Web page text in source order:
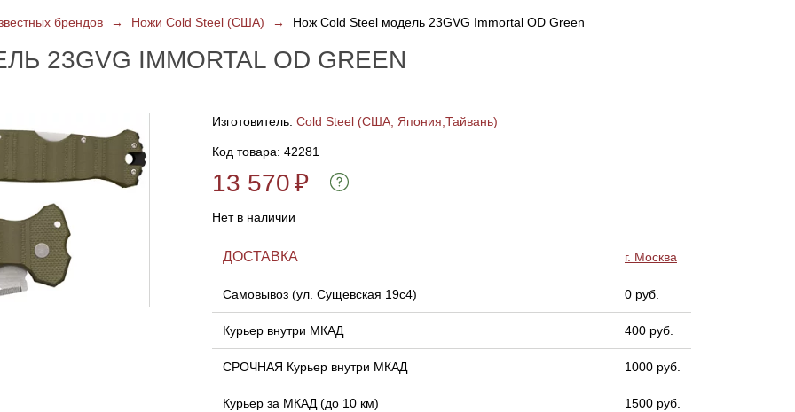
брендов → Ножи Cold Steel (США) → Нож Cold Steel модель 23GVG Immortal OD Green
23GVG IMMORTAL OD GREEN
Изготовитель: Cold Steel (США, Япония,Тайвань)
Код товара: 42281
13 570₽
Нет в наличии
ДОСТАВКА г. Москва
Самовывоз (ул. Сущевская 19с4) 0 руб.
Курьер внутри МКАД 400 руб.
СРОЧНАЯ Курьер внутри МКАД 1000 руб.
Курьер за МКАД (до 10 км) 1500 руб.